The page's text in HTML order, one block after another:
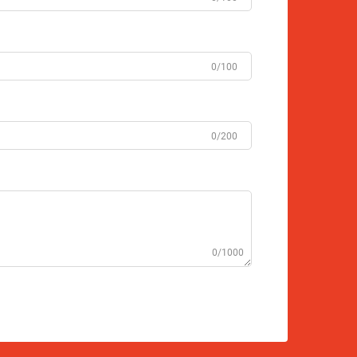
0/100
0/200
0/1000